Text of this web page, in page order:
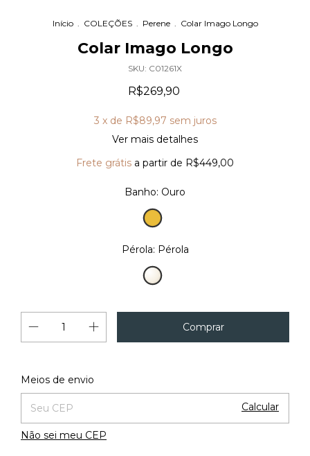
Início . COLEÇÕES . Perene . Colar Imago Longo
Colar Imago Longo
SKU: C01261X
R$269,90
3 x de R$89,97 sem juros
Ver mais detalhes
Frete grátis a partir de R$449,00
Banho: Ouro
Ouro
Pérola: Pérola
Pérola
Entregas para o CEP:
Meios de envio
Calcular
Não sei meu CEP